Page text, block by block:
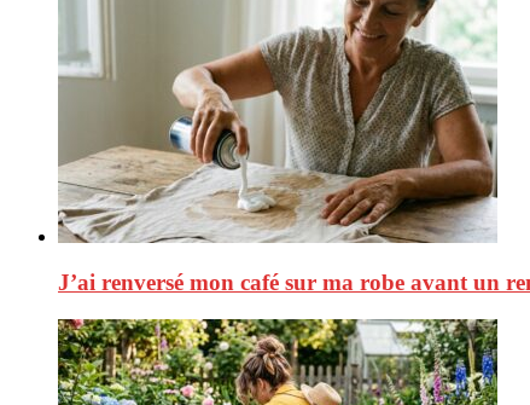
J’ai renversé mon café sur ma robe avant un